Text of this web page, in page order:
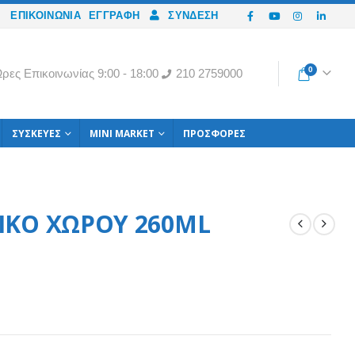
ΕΠΙΚΟΙΝΩΝΙΑ ΕΓΓΡΑΦΉ ΣΎΝΔΕΣΗ
Eπικοινωνίας 9:00 - 18:00 210 2759000 0
ΣΥΣΚΕΥΈΣ MINI MARKET ΠΡΟΣΦΟΡΈΣ
ΧΩΡΟΥ 260ML